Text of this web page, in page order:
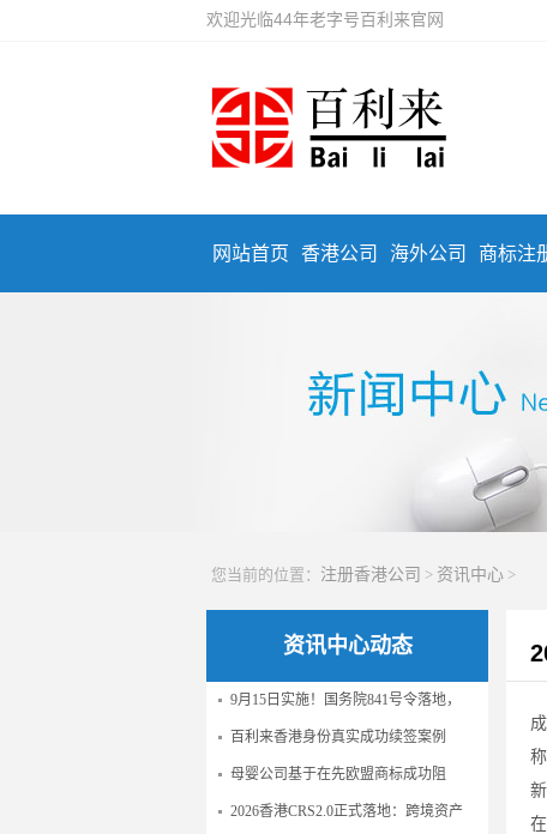
欢迎光临44年老字号百利来官网
网站首页 香港公司 海外公司 商标注
您当前的位置： 注册香港公司 > 资讯中心 >
资讯中心动态
9月15日实施！国务院841号令落地，
百利来香港身份真实成功续签案例
母婴公司基于在先欧盟商标成功阻
2026香港CRS2.0正式落地：跨境资产